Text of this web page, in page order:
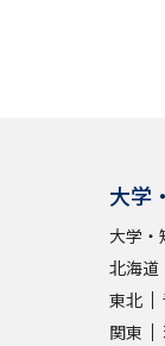
大学
大学・
北海道
東北
関東